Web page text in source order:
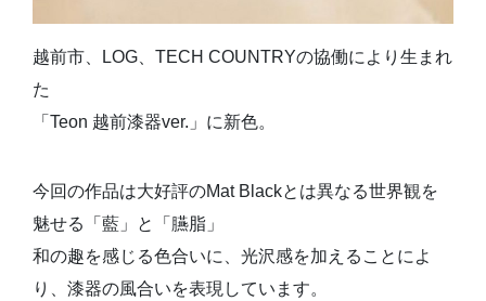
越前市、LOG、TECH COUNTRYの協働により生まれ
た
「Teon 越前漆器ver.」に新色。
今回の作品は大好評のMat Blackとは異なる世界観を
魅せる「藍」と「臙脂」
和の趣を感じる色合いに、光沢感を加えることによ
り、漆器の風合いを表現しています。